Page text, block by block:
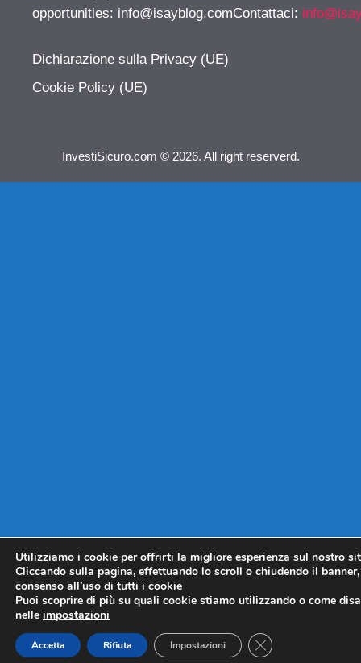
opportunities: info@isayblog.comContattaci:
Dichiarazione sulla Privacy (UE)
Cookie Policy (UE)
InvestiSicuro.com © 2026. All right reserverd.
Utilizziamo i cookie per offrirti la migliore esperienza sul nostro
Cliccando sulla pagina, effettuando lo scroll o chiudendo il
consenso all’uso di tutti i cookie
Puoi scoprire di più su quali cookie stiamo utilizzando o come
nelle impostazioni
Accetta Rifiuta Impostazioni CLOSE GDPR